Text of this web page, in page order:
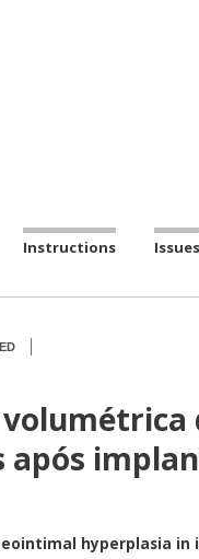
Instructions Issues
|
após
hyperplasia